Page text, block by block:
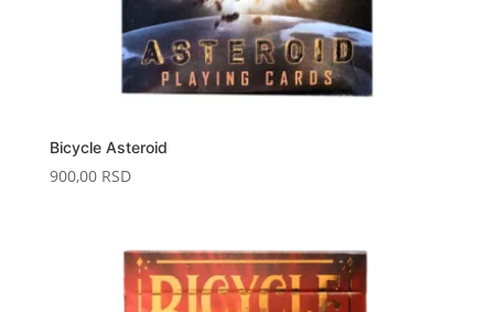
Bicycle Asteroid
900,00 RSD